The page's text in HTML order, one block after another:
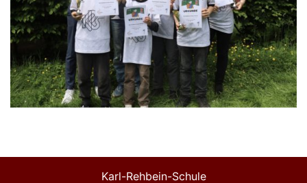
Karl-Rehbein-Schule